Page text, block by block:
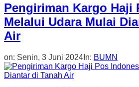
Pengiriman Kargo Haji
Melalui Udara Mulai
Air
on: Senin, 3 Juni 2024 In: BUMN